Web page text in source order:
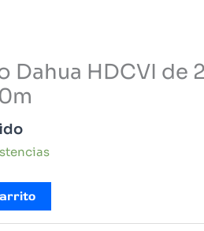
Dahua HDCVI de